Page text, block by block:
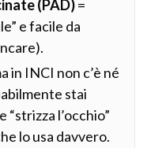
(PAD)=
e facile da
in INCI non c’è né
stai
l’occhio”
lo usa davvero.